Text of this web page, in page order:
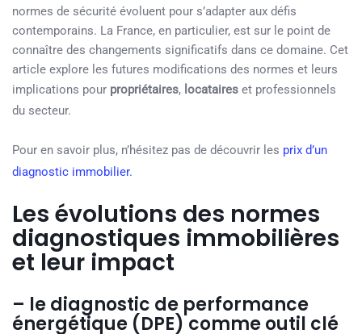
normes de sécurité évoluent pour s’adapter aux défis
contemporains. La France, en particulier, est sur le point de
connaître des changements significatifs dans ce domaine. Cet
article explore les futures modifications des normes et leurs
implications pour propriétaires, locataires et professionnels
du secteur.
Pour en savoir plus, n’hésitez pas de découvrir les prix d’un
diagnostic immobilier.
Les évolutions des normes
diagnostiques immobilières
et leur impact
– le diagnostic de performance
énergétique (DPE) comme outil clé